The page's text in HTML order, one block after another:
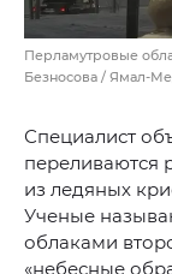
Перламутровые
Безносова / Ямал-
Специалист
переливаются
из ледяных
Ученые
облаками
«небесные